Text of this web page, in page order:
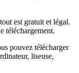
est gratuit et légal.
téléchargement.
pouvez télécharger
liseuse,